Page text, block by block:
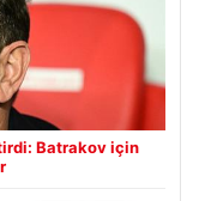
Batrakov için